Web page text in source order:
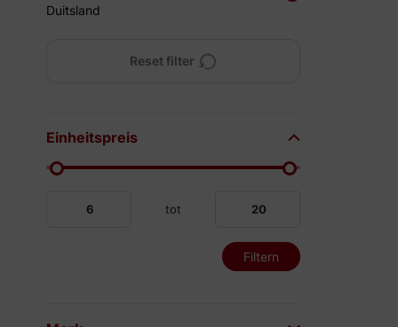
Duitsland
Reset filter
Einheitspreis
tot
Filtern